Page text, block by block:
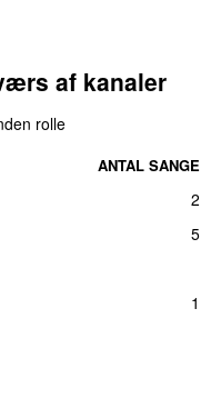
af kanaler
rolle
ANTAL SANGE
2
5
1